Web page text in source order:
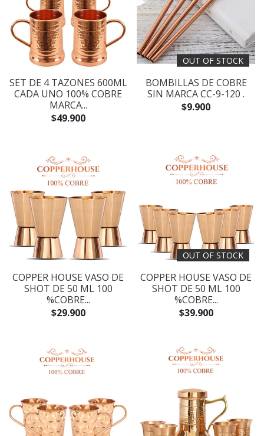
SET DE 4 TAZONES 600ML
CADA UNO 100% COBRE
MARCA...
$49.900
OUT OF STOCK
BOMBILLAS DE COBRE
SIN MARCA CC-9-120 .
$9.900
COPPER HOUSE VASO DE
SHOT DE 50 ML 100
%COBRE...
$29.900
OUT OF STOCK
COPPER HOUSE VASO DE
SHOT DE 50 ML 100
%COBRE...
$39.900